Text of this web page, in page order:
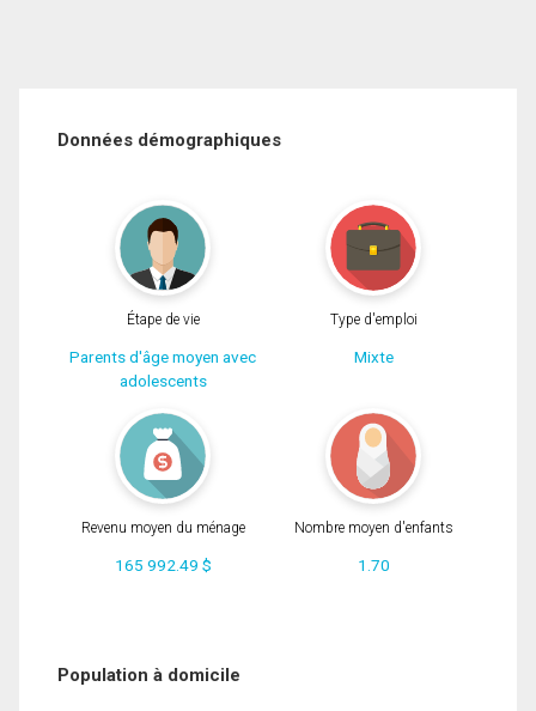
Données démographiques
Étape de vie
Parents d'âge moyen avec
adolescents
Type d'emploi
Mixte
Revenu moyen du ménage
165 992.49 $
Nombre moyen d'enfants
1.70
Population à domicile